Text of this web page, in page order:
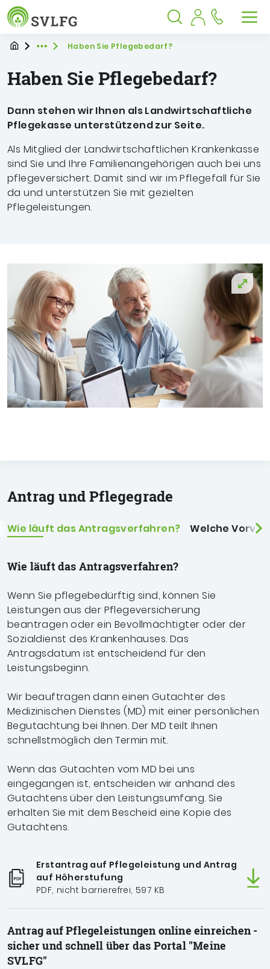
Inhalt
Suche
Springe zu: Hauptmenü
Sozialversicherung für
Suche öffnen
Suche schließen
StartpageExpand breadcrumb Navigation
Sie befinden sich hier
Haben Sie Pflegebedarf?
Haben Sie Pflegebedarf?
Dann stehen wir Ihnen als Landwirtschaftliche
Pflegekasse unterstützend zur Seite.
Als Mitglied der Landwirtschaftlichen Krankenkasse
sind Sie und Ihre Familienangehörigen auch bei uns
pflegeversichert. Damit sind wir im Pflegefall für Sie
da und unterstützen Sie mit gezielten
Pflegeleistungen.
Antrag und Pflegegrade
Wie läuft das Antragsverfahren? Welche
Wie läuft das Antragsverfahren?
Wenn Sie pflegebedürftig sind, können Sie
Leistungen aus der Pflegeversicherung
beantragen oder ein Bevollmächtigter oder der
Sozialdienst des Krankenhauses. Das
Antragsdatum ist entscheidend für den
Leistungsbeginn.
Wir beauftragen dann einen Gutachter des
Medizinischen Dienstes (MD) mit einer persönlichen
Begutachtung bei Ihnen. Der MD teilt Ihnen
schnellstmöglich den Termin mit.
Wenn das Gutachten vom MD bei uns
eingegangen ist, entscheiden wir anhand des
Gutachtens über den Leistungsumfang. Sie
erhalten Sie mit dem Bescheid eine Kopie des
Gutachtens.
Erstantrag auf Pflegeleistung und Antrag
auf Höherstufung
PDF, nicht barrierefrei, 597 KB
Antrag auf Pflegeleistungen online einreichen -
sicher und schnell über das Portal "Meine
SVLFG"